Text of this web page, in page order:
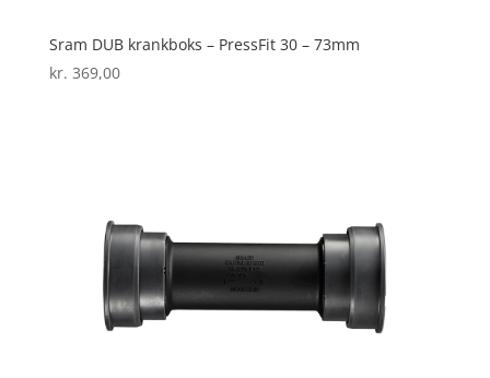
Sram DUB krankboks – PressFit 30 – 73mm
kr. 369,00